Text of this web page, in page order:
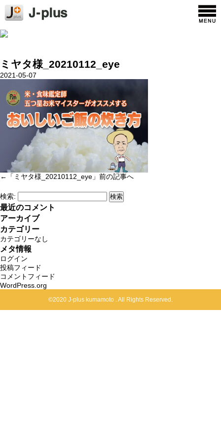
ミヤタ様_20210112_eye
2021-05-07
←「 ミヤタ様_20210112_eye 」前の記事へ
検索:
最近のコメント
アーカイブ
カテゴリー
カテゴリーなし
メタ情報
ログイン
投稿フィード
コメントフィード
WordPress.org
©2020 J-plus kumamoto . All Rights Reserved.